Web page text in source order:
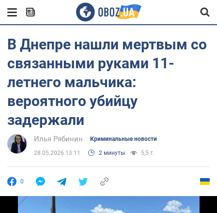
В Днепре нашли мертвым со
связанными руками 11-
летнего мальчика:
вероятного убийцу
задержали
Илья Рябинин Криминальные новости
28.05.2026 13:11 2 минуты 5,5 т.
0